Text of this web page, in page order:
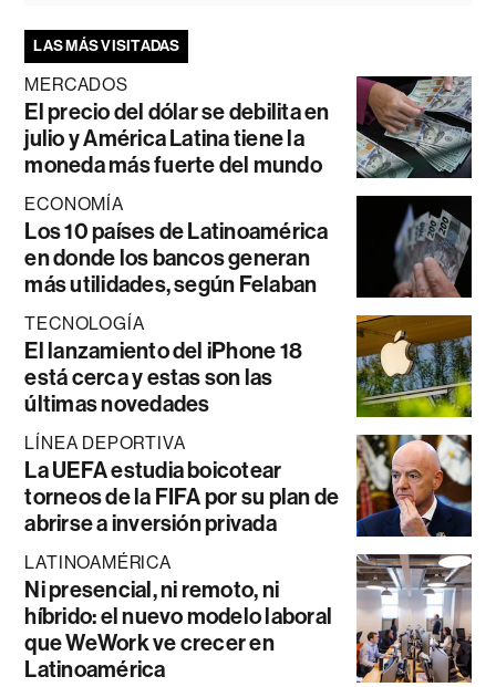
LAS MÁS VISITADAS
MERCADOS
El precio del dólar se debilita en
julio y América Latina tiene la
moneda más fuerte del mundo
ECONOMÍA
Los 10 países de Latinoamérica
en donde los bancos generan
más utilidades, según Felaban
TECNOLOGÍA
El lanzamiento del iPhone 18
está cerca y estas son las
últimas novedades
LÍNEA DEPORTIVA
La UEFA estudia boicotear
torneos de la FIFA por su plan de
abrirse a inversión privada
LATINOAMÉRICA
Ni presencial, ni remoto, ni
híbrido: el nuevo modelo laboral
que WeWork ve crecer en
Latinoamérica